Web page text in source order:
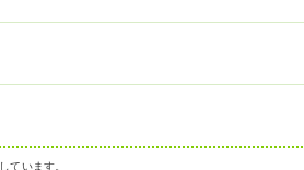
ています。